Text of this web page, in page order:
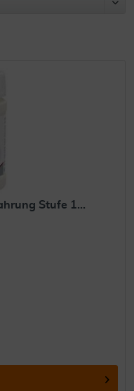
Stufe 1...